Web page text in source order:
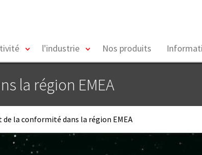
togglel'industrie
toggleNos produits
la région EMEA
de la conformité dans la région EMEA